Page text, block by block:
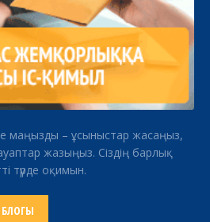
маңызды – ұсыныстар жасаңыз,
жазыңыз. Сіздің барлық
түрде оқимын.
БЛОГЫ